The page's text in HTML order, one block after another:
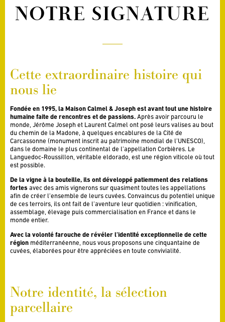
NOTRE SIGNATURE
Cette extraordinaire histoire qui
nous lie
Fondée en 1995, la Maison Calmel & Joseph est avant tout une histoire
humaine faite de rencontres et de passions. Après avoir parcouru le
monde, Jérôme Joseph et Laurent Calmel ont posé leurs valises au bout
du chemin de la Madone, à quelques encablures de la Cité de
Carcassonne (monument inscrit au patrimoine mondial de l’UNESCO),
dans le domaine le plus continental de l’appellation Corbières. Le
Languedoc-Roussillon, véritable eldorado, est une région viticole où tout
est possible.
De la vigne à la bouteille, ils ont développé patiemment des relations
fortes avec des amis vignerons sur quasiment toutes les appellations
afin de créer l’ensemble de leurs cuvées. Convaincus du potentiel unique
de ces terroirs, ils ont fait de l’aventure leur quotidien : vinification,
assemblage, élevage puis commercialisation en France et dans le
monde entier.
Avec la volonté farouche de révéler l’identité exceptionnelle de cette
région méditerranéenne, nous vous proposons une cinquantaine de
cuvées, élaborées pour être appréciées en toute convivialité.
Notre identité, la sélection
parcellaire